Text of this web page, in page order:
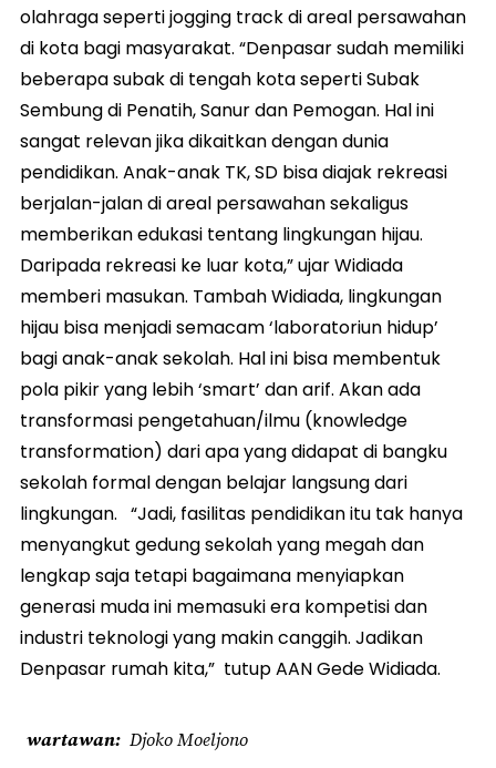
olahraga seperti jogging track di areal persawahan
di kota bagi masyarakat. “Denpasar sudah memiliki
beberapa subak di tengah kota seperti Subak
Sembung di Penatih, Sanur dan Pemogan. Hal ini
sangat relevan jika dikaitkan dengan dunia
pendidikan. Anak-anak TK, SD bisa diajak rekreasi
berjalan-jalan di areal persawahan sekaligus
memberikan edukasi tentang lingkungan hijau.
Daripada rekreasi ke luar kota,” ujar Widiada
memberi masukan. Tambah Widiada, lingkungan
hijau bisa menjadi semacam ‘laboratoriun hidup’
bagi anak-anak sekolah. Hal ini bisa membentuk
pola pikir yang lebih ‘smart’ dan arif. Akan ada
transformasi pengetahuan/ilmu (knowledge
transformation) dari apa yang didapat di bangku
sekolah formal dengan belajar langsung dari
lingkungan. “Jadi, fasilitas pendidikan itu tak hanya
menyangkut gedung sekolah yang megah dan
lengkap saja tetapi bagaimana menyiapkan
generasi muda ini memasuki era kompetisi dan
industri teknologi yang makin canggih. Jadikan
Denpasar rumah kita,” tutup AAN Gede Widiada.
wartawan Djoko Moeljono